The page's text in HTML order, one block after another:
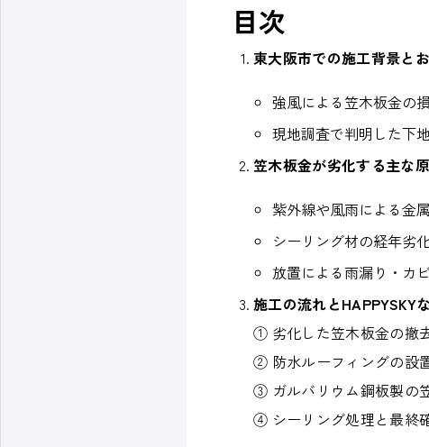
目次
東大阪市での施工背景と
強風による笠木板金の
現地調査で判明した下
笠木板金が劣化する主な
紫外線や風雨による金
シーリング材の経年劣
放置による雨漏り・カ
施工の流れとHAPPYSKY
① 劣化した笠木板金の撤
② 防水ルーフィングの設
③ ガルバリウム鋼板製の
④ シーリング処理と最終